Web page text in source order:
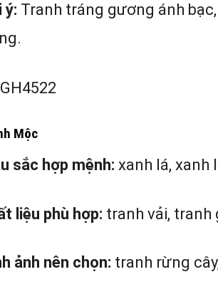
ý: Tranh tráng gương ánh
Mộc
sắc hợp mệnh: xanh lá, xanh
liệu phù hợp: tranh vải, tranh
ảnh nên chọn: tranh rừng